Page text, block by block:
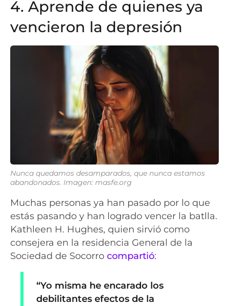
4. Aprende de quienes ya
vencieron la depresión
Nunca quedamos desamparados, que nunca estamos
abandonados. Imagen: masfe.org
Muchas personas ya han pasado por lo que
estás pasando y han logrado vencer la batlla.
Kathleen H. Hughes, quien sirvió como
consejera en la residencia General de la
Sociedad de Socorro compartió:
“Yo misma he encarado los
debilitantes efectos de la